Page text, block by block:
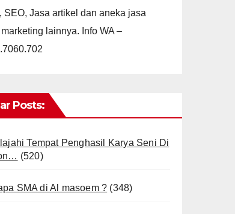
SEO, Jasa artikel dan aneka jasa
lainnya. Info WA –
Posts:
Tempat Penghasil Karya Seni Di
(520)
SMA di Al masoem ? (348)